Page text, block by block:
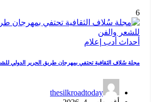
6
أحداث أدب إعلام
مجلة سُلاف الثقافية تحتفي بمهرجان طريق الحرير الدولي
thesilkroadtoday